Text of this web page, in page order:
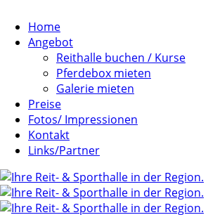
Home
Angebot
Reithalle buchen / Kurse
Pferdebox mieten
Galerie mieten
Preise
Fotos/ Impressionen
Kontakt
Links/Partner